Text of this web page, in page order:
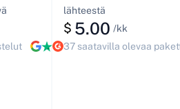
lähteestä
$ 5.00 /kk
37 saatavilla olevaa